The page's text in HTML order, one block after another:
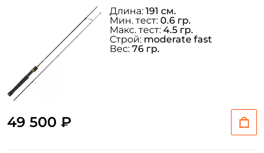
49 500 ₽
Длина: 191 см.
Мин. тест: 0.6 гр.
Макс. тест: 4.5 гр.
Строй: moderate fast
Вес: 76 гр.